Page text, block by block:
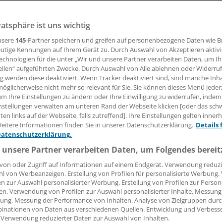
es mehr Ärzte, und doch verstummen die Warnungen vor
Die steigende Teilzeitquote ist nur eine Erklärung.
Gerlof
20:29 Uhr
1990, im Jahr der deutschen Einheit, waren
tätig. 30 Jahre später sind es 159.846 – ein Zuwachs um
liegt nicht etwa daran, dass diese Zunahme auf Kosten
gegangen wäre, im Gegenteil: Die Anzahl der
Zeitraum von 118.087 auf 206.965 gestiegen, also
ist uns wichtig
145-Partner speichern und greifen auf personenbezogene Daten wie
Kennungen auf Ihrem Gerät zu. Durch Auswahl von Akzeptieren
für die unter „Wir und unsere Partner verarbeiten Daten, um
aufgeführten Zwecke. Durch Auswahl von Alle ablehnen oder
werden diese deaktiviert. Wenn Tracker deaktiviert sind, sind manche
nicht mehr so relevant für Sie. Sie können dieses Menü
Ihre Einstellungen zu ändern oder Ihre Einwilligung zu widerrufen, indem
verwalten am unteren Rand der Webseite klicken [oder das
links auf der Webseite, falls zutreffend]. Ihre Einstellungen gelten
Informationen finden Sie in unserer Datenschutzerklärung. Details
Partner verarbeiten Daten, um Folgendes
oder Zugriff auf Informationen auf einem Endgerät. Verwendung
von Werbeanzeigen. Erstellung von Profilen für personalisierte
zur Auswahl personalisierter Werbung. Erstellung von Profilen zur
Verwendung von Profilen zur Auswahl personalisierter Inhalte.
Messung der Performance von Inhalten. Analyse von Zielgruppen
von Daten aus verschiedenen Quellen. Entwicklung und
reduzierter Daten zur Auswahl von Inhalten.